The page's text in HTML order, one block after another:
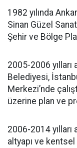
1982 yılında
Sinan Güzel
Şehir ve Bölge
2005-2006
Belediyesi,
Merkezi’nde
üzerine plan ve
2006-2014 yılları
altyapı ve